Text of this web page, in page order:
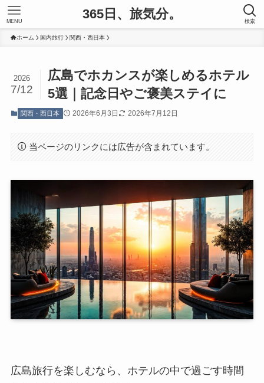
365日、旅気分。 検索
MENU
ホーム 国内旅行 関西・西日本
広島でホカンスが楽しめるホテル
5選｜記念日やご褒美ステイに
2026
7/12
関西・西日本 2026年6月3日 2026年7月12日
当ページのリンクには広告が含まれています。
広島旅行を楽しむなら、ホテルの中で過ごす時間